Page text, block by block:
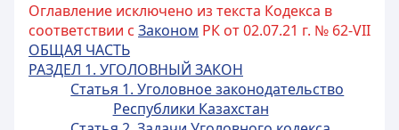
Оглавление исключено из текста Кодекса в
соответствии с Законом РК от 02.07.21 г. № 62-VII
ОБЩАЯ ЧАСТЬ
РАЗДЕЛ 1. УГОЛОВНЫЙ ЗАКОН
Статья 1. Уголовное законодательство
Республики Казахстан